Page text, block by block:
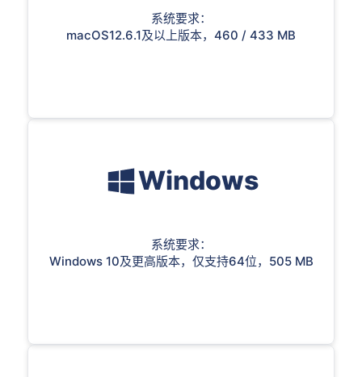
系统要求：
macOS12.6.1及以上版本，460 / 433 MB
Windows
系统要求：
Windows 10及更高版本，仅支持64位，505 MB